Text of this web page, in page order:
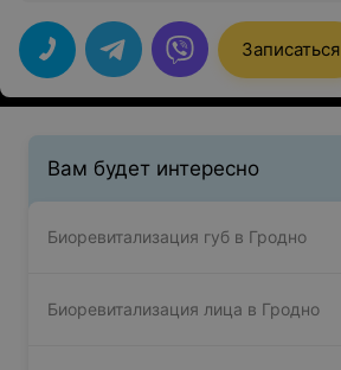
Записаться
Вам будет интересно
Биоревитализация губ в Гродно
Биоревитализация лица в Гродно